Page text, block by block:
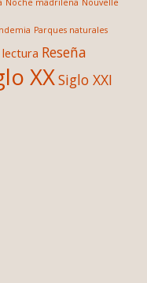
Parques naturales
Reseña
XXSiglo XXI